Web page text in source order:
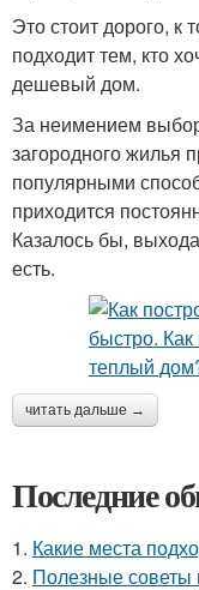
Это стоит дорого, к
подходит тем, кто
дешевый дом.
За неимением
загородного жилья
популярными
приходится
Казалось бы,
есть.
читать дальше →
Последние
1. Какие места
2. Полезные